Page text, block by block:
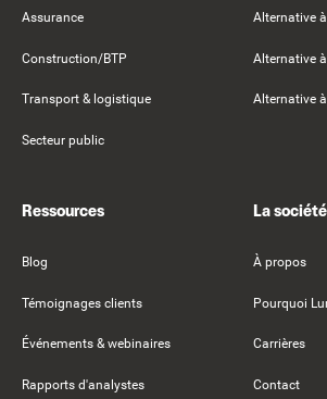
Assurance
Construction/BTP
Transport & logistique
Secteur public
Alternative
Alternative
Alternative
Ressources
Blog
Témoignages clients
Événements & webinaires
Rapports d'analystes
La société
À propos
Pourquoi
Carrières
Contact